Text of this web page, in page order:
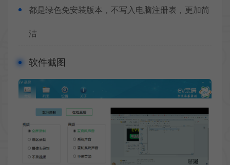
都是绿色免安装版本，不写入电脑注册表，更加简
洁
软件截图